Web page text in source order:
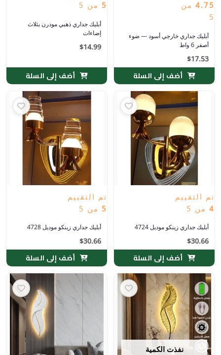
4.75 من
5
أبليك جداري خارجي أسود — ضوء
أصفر 6 واط
$17.53
أضف إلى السلة
5 من 5
أبليك جداري ذهبي مودرن بثلاث
إضاءات
$14.99
أضف إلى السلة
تم التقييم
4 من 5
أبليك جداري زينكو موديل 4724
$30.66
أضف إلى السلة
تم التقييم
5 من 5
أبليك جداري زينكو موديل 4728
$30.66
أضف إلى السلة
نفذت الكمية